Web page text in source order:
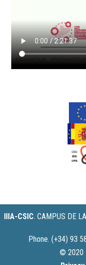
IIIA-CSIC. CAMPUS DE
Phone. (+34) 93
© 2020